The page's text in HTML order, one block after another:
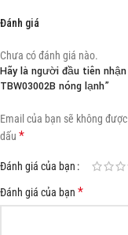
Đánh giá
Chưa có đánh giá nào.
Hãy là người đầu tiên
TBW03002B nóng lạnh”
Email của bạn sẽ không
dấu *
Đánh giá của bạn
Đánh giá của bạn *